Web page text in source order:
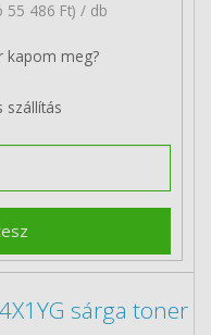
55 486 Ft) / db
kapom meg?
szállítás
sárga toner